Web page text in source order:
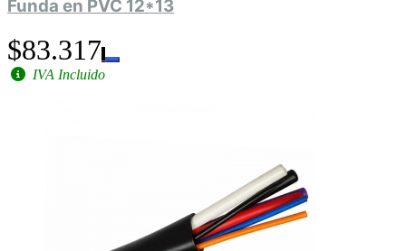
Funda en PVC 12*13
$83.317
IVA Incluido